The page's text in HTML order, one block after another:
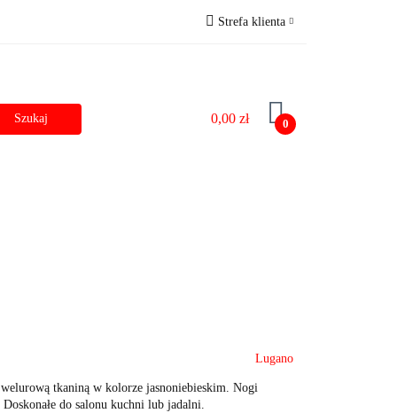
Strefa klienta
Dodaj zgłoszenie do zamówienia
0,00 zł 0
Lugano
tkaniną w kolorze jasnoniebieskim. Nogi
do salonu kuchni lub jadalni.